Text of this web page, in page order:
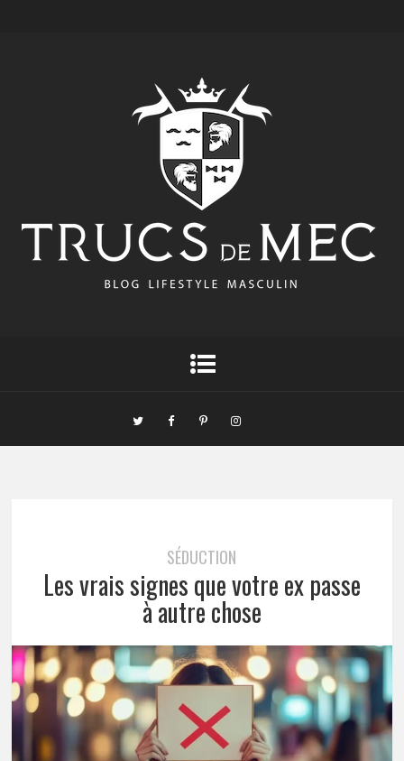
SÉDUCTION
Les vrais signes que votre ex passe
à autre chose